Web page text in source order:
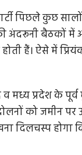
पिछले कुछ
अंदरूनी बैठकों
हैं। ऐसे में
प्रदेश के पूर्व
को जमीन
दिलचस्प होगा